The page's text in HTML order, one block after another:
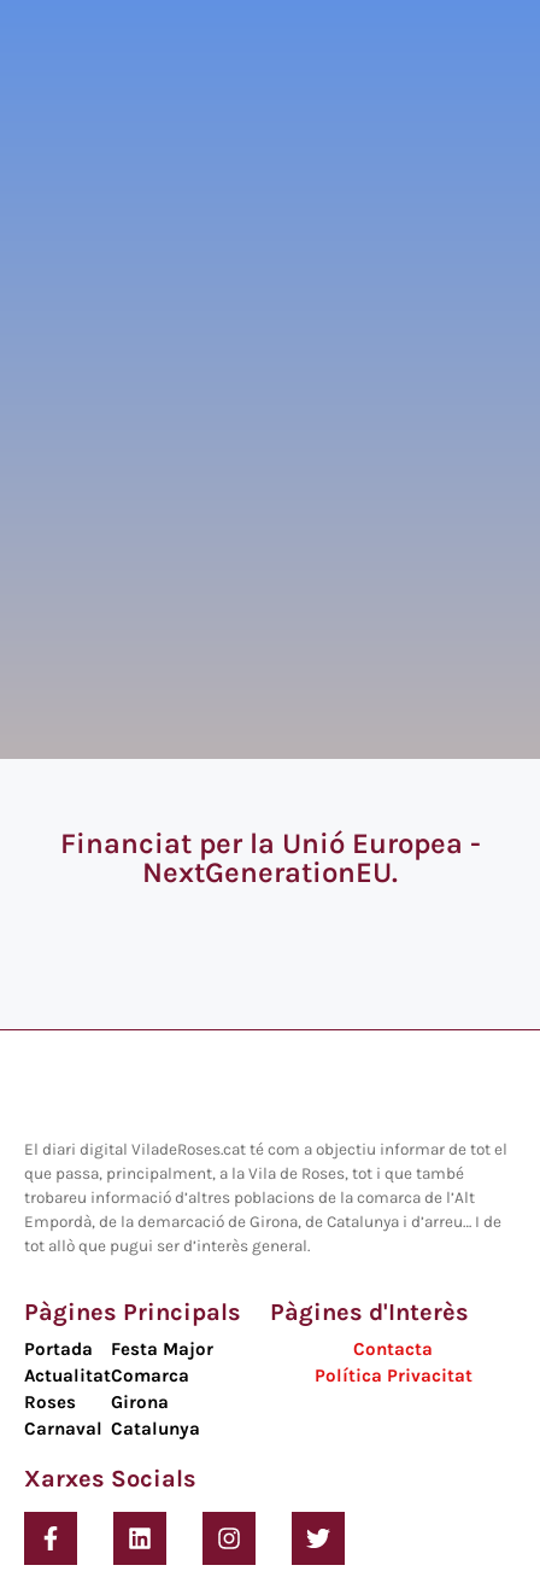
Financiat per la Unió Europea -
NextGenerationEU.
El diari digital ViladeRoses.cat té com a objectiu informar de tot el
que passa, principalment, a la Vila de Roses, tot i que també
trobareu informació d’altres poblacions de la comarca de l’Alt
Empordà, de la demarcació de Girona, de Catalunya i d’arreu… I de
tot allò que pugui ser d’interès general.
Pàgines Principals
Portada
Actualitat
Roses
Carnaval
Festa Major
Comarca
Girona
Catalunya
Pàgines d'Interès
Contacta
Política Privacitat
Xarxes Socials